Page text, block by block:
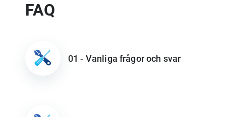
FAQ
01 - Vanliga frågor och svar